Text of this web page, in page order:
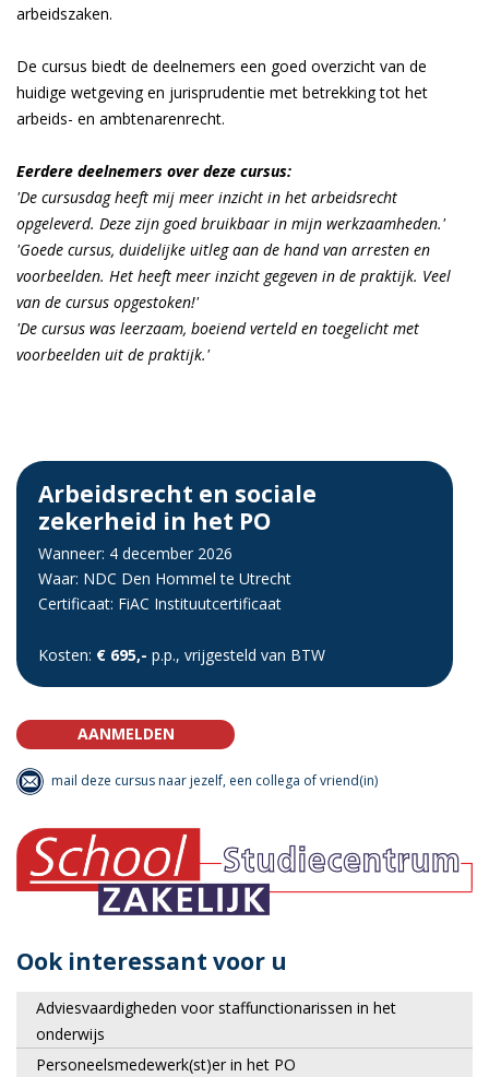
arbeidszaken.
De cursus biedt de deelnemers een goed overzicht van de
huidige wetgeving en jurisprudentie met betrekking tot het
arbeids- en ambtenarenrecht.
Eerdere deelnemers over deze cursus:
'De cursusdag heeft mij meer inzicht in het arbeidsrecht
opgeleverd. Deze zijn goed bruikbaar in mijn werkzaamheden.'
'Goede cursus, duidelijke uitleg aan de hand van arresten en
voorbeelden. Het heeft meer inzicht gegeven in de praktijk. Veel
van de cursus opgestoken!'
'De cursus was leerzaam, boeiend verteld en toegelicht met
voorbeelden uit de praktijk.'
Arbeidsrecht en sociale
zekerheid in het PO
Wanneer: 4 december 2026
Waar: NDC Den Hommel te Utrecht
Certificaat: FiAC Instituutcertificaat
Kosten: € 695,- p.p., vrijgesteld van BTW
AANMELDEN
mail deze cursus naar jezelf, een collega of vriend(in)
Ook interessant voor u
Adviesvaardigheden voor staffunctionarissen in het
onderwijs
Personeelsmedewerk(st)er in het PO